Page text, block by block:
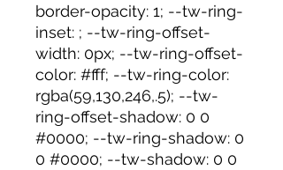
border-opacity: 1; --tw-ring-
inset: ; --tw-ring-offset-
width: 0px; --tw-ring-offset-
color: #fff; --tw-ring-color:
rgba(59,130,246,.5); --tw-
ring-offset-shadow: 0 0
#0000; --tw-ring-shadow: 0
0 #0000; --tw-shadow: 0 0